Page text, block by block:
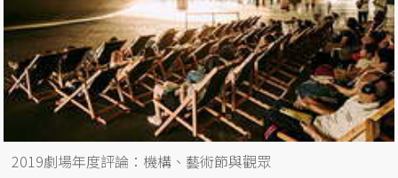
2019劇場年度評論：機構、藝術節與觀眾